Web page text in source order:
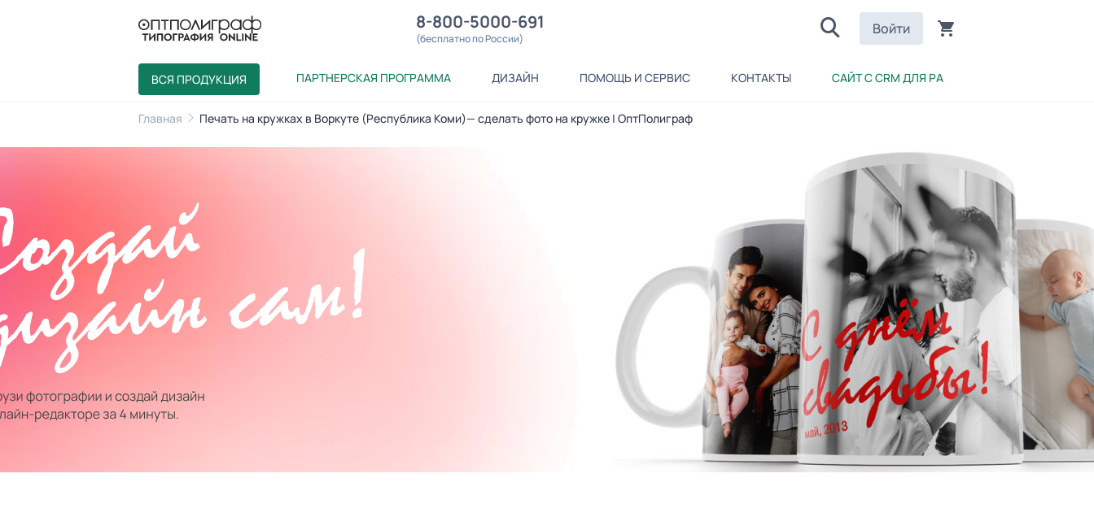
8-800-5000-691
(бесплатно по России)
Войти
ВСЯ ПРОДУКЦИЯ ПАРТНЕРСКАЯ ПРОГРАММА ДИЗАЙН ПОМОЩЬ И СЕРВИС КОНТАКТЫ САЙТ С CRM ДЛЯ РА
Главная Печать на кружках в Воркуте (Республика Коми)— сделать фото на кружке | ОптПолиграф